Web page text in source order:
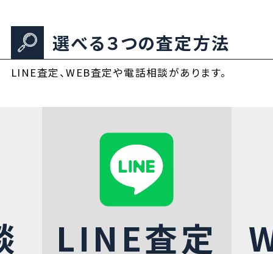
選べる３つの査定方法
LINE査定、WEB査定や電話相談があります。
LINE査定